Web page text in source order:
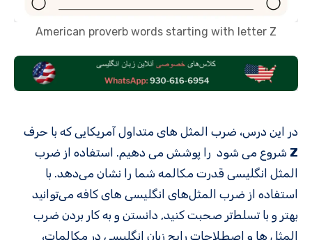
American proverb words starting with letter Z
در این درس، ضرب المثل های متداول آمریکایی که با حرف
Z شروع می شود را پوشش می دهیم. استفاده از ضرب
المثل انگلیسی قدرت مکالمه شما را نشان می‌دهد. با
استفاده از ضرب المثل‌های انگلیسی های کافه می‌توانید
بهتر و با تسلط‌تر صحبت کنید, دانستن و به کار بردن ضرب
المثل ها و اصطلاحات رایج زبان انگلیسی در مکالمات،